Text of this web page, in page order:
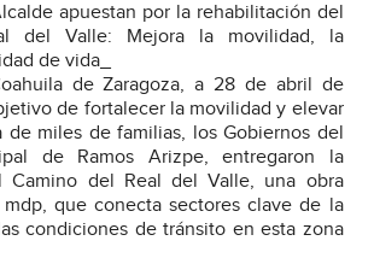
apuestan por la rehabilitación del
del Valle: Mejora la movilidad, la
de vida_
de Zaragoza, a 28 de abril de
de fortalecer la movilidad y elevar
de miles de familias, los Gobiernos del
de Ramos Arizpe, entregaron la
Camino del Real del Valle, una obra
mdp, que conecta sectores clave de la
condiciones de tránsito en esta zona